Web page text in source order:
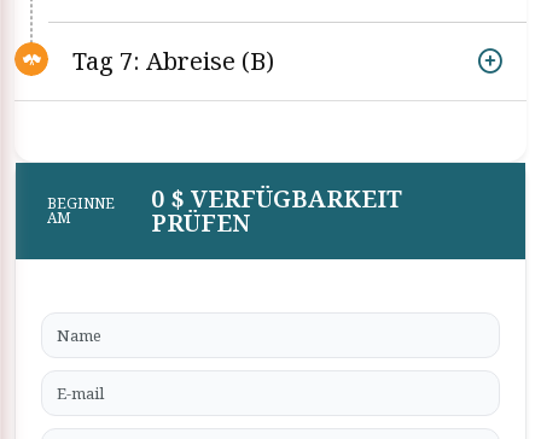
Tag 7: Abreise (B)
BEGINNE
AM
0 $ VERFÜGBARKEIT
PRÜFEN